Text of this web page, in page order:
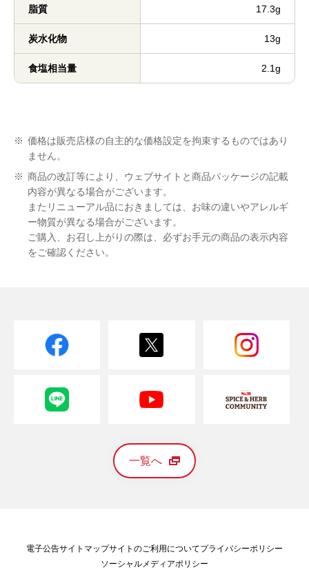
脂質 17.3g
炭水化物 13g
食塩相当量 2.1g
※ 価格は販売店様の自主的な価格設定を拘束するものではあり
ません。
※ 商品の改訂等により、ウェブサイトと商品パッケージの記載
内容が異なる場合がございます。
またリニューアル品におきましては、お味の違いやアレルギ
ー物質が異なる場合がございます。
ご購入、お召し上がりの際は、必ずお手元の商品の表示内容
をご確認ください。
一覧へ
電子公告サイトマップサイトのご利用についてプライバシーポリシー
ソーシャルメディアポリシー